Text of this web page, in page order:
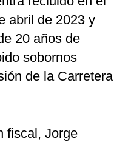
abril de 2023 y
20 años de
sobornos
de la Carretera
fiscal, Jorge